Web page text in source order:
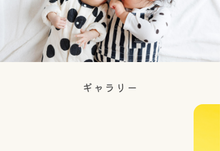
→ お宮参り
→ ハーフバースディ
→ 誕生日
→ 七五三
→ 卒業・入学
→ キッズ
→ 成人
→ ブライダル
→ ファミリー
ギャラリー